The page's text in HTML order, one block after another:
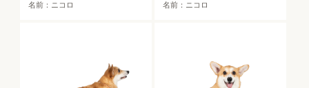
名前：ニコロ 名前：ニコロ